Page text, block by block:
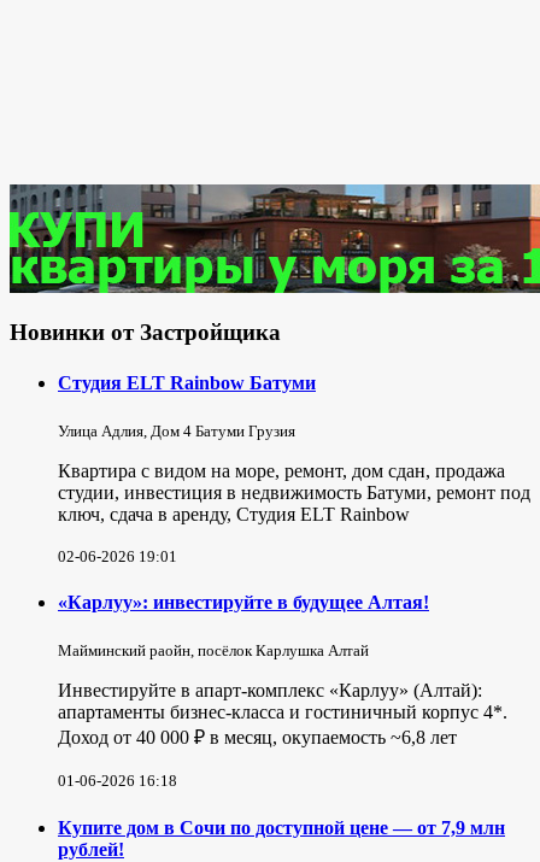
Новинки от Застройщика
Студия ELT Rainbow Батуми
Улица Адлия, Дом 4 Батуми Грузия
Квартира с видом на море, ремонт, дом сдан, продажа
студии, инвестиция в недвижимость Батуми, ремонт под
ключ, сдача в аренду, Студия ELT Rainbow
02-06-2026 19:01
«Карлуу»: инвестируйте в будущее Алтая!
Майминский раойн, посёлок Карлушка Алтай
Инвестируйте в апарт-комплекс «Карлуу» (Алтай):
апартаменты бизнес-класса и гостиничный корпус 4*.
Доход от 40 000 ₽ в месяц, окупаемость ~6,8 лет
01-06-2026 16:18
Купите дом в Сочи по доступной цене — от 7,9 млн
рублей!